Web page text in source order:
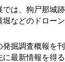
は、狗尸那城跡
などのドローン
掘調査概報を刊
最新情報を得る